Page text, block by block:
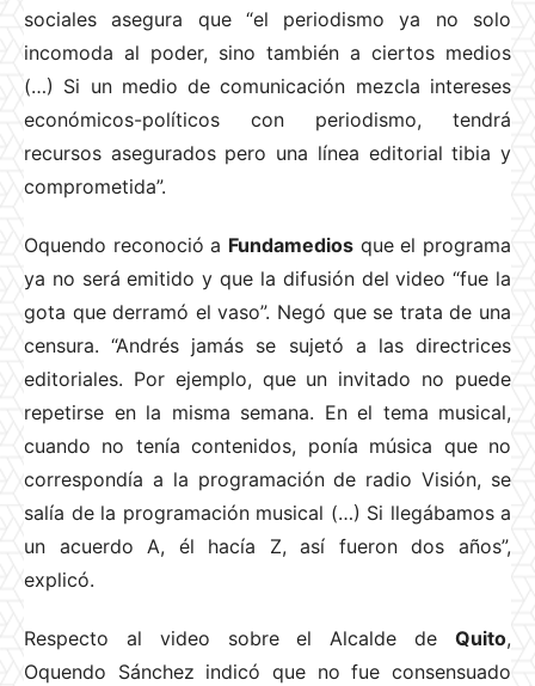
sociales asegura que “el periodismo ya no solo
incomoda al poder, sino también a ciertos medios
(…) Si un medio de comunicación mezcla intereses
económicos-políticos con periodismo, tendrá
recursos asegurados pero una línea editorial tibia y
comprometida”.
Oquendo reconoció a Fundamedios que el programa
ya no será emitido y que la difusión del video “fue la
gota que derramó el vaso”. Negó que se trata de una
censura. “Andrés jamás se sujetó a las directrices
editoriales. Por ejemplo, que un invitado no puede
repetirse en la misma semana. En el tema musical,
cuando no tenía contenidos, ponía música que no
correspondía a la programación de radio Visión, se
salía de la programación musical (…) Si llegábamos a
un acuerdo A, él hacía Z, así fueron dos años”,
explicó.
Respecto al video sobre el Alcalde de Quito,
Oquendo Sánchez indicó que no fue consensuado